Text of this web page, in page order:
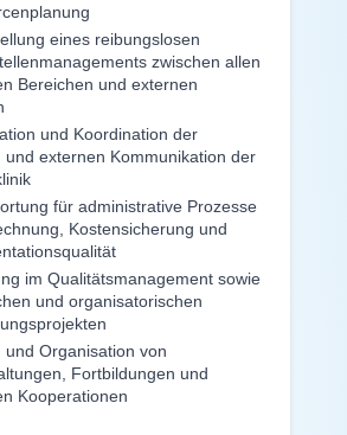
eines reibungslosen
zwischen allen
Bereichen und externen
und Koordination der
und externen Kommunikation der
für administrative Prozesse
Kostensicherung und
im Qualitätsmanagement sowie
und organisatorischen
und Organisation von
Fortbildungen und
Kooperationen